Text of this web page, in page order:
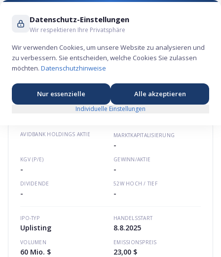
Suche ...
Avidbank Holdings Aktie – Finanz-Börsengang
2025
Nordamerika 💰 avidbank.com ★★
AVIDBANK HOLDINGS AKTIE MARKTKAPITALISIERUNG
-
KGV (P/E)
-
GEWINN/AKTIE
-
DIVIDENDE
-
52W HOCH / TIEF
-
IPO-TYP
Uplisting
HANDELSSTART
8.8.2025
VOLUMEN
60 Mio. $
EMISSIONSPREIS
23,00 $
Datenschutz-Einstellungen
Wir respektieren Ihre Privatsphäre
Wir verwenden Cookies, um unsere Website zu analysieren und
zu verbessern. Sie entscheiden, welche Cookies Sie zulassen
möchten. Datenschutzhinweise
Nur essenzielle Alle akzeptieren
Individuelle Einstellungen